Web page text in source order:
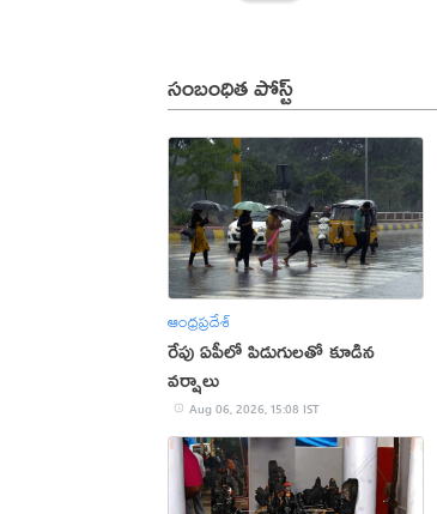
సంబంధిత పోస్ట్
ఆంధ్రప్రదేశ్
రేపు ఏపీలో పిడుగులతో కూడిన
వర్షాలు
Aug 06, 2026, 15:08 IST